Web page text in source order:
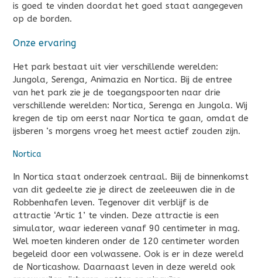
is goed te vinden doordat het goed staat aangegeven
op de borden.
Onze ervaring
Het park bestaat uit vier verschillende werelden:
Jungola, Serenga, Animazia en Nortica. Bij de entree
van het park zie je de toegangspoorten naar drie
verschillende werelden: Nortica, Serenga en Jungola. Wij
kregen de tip om eerst naar Nortica te gaan, omdat de
ijsberen ‘s morgens vroeg het meest actief zouden zijn.
Nortica
In Nortica staat onderzoek centraal. Biij de binnenkomst
van dit gedeelte zie je direct de zeeleeuwen die in de
Robbenhafen leven. Tegenover dit verblijf is de
attractie ‘Artic 1’ te vinden. Deze attractie is een
simulator, waar iedereen vanaf 90 centimeter in mag.
Wel moeten kinderen onder de 120 centimeter worden
begeleid door een volwassene. Ook is er in deze wereld
de Norticashow. Daarnaast leven in deze wereld ook